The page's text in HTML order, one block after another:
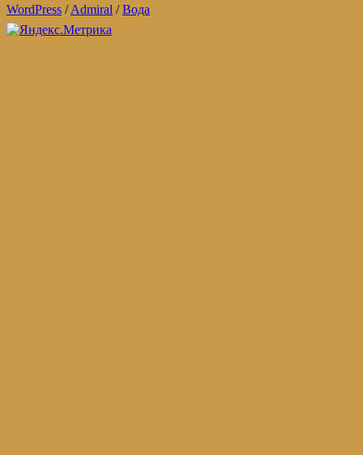
WordPress /Admiral /Вода